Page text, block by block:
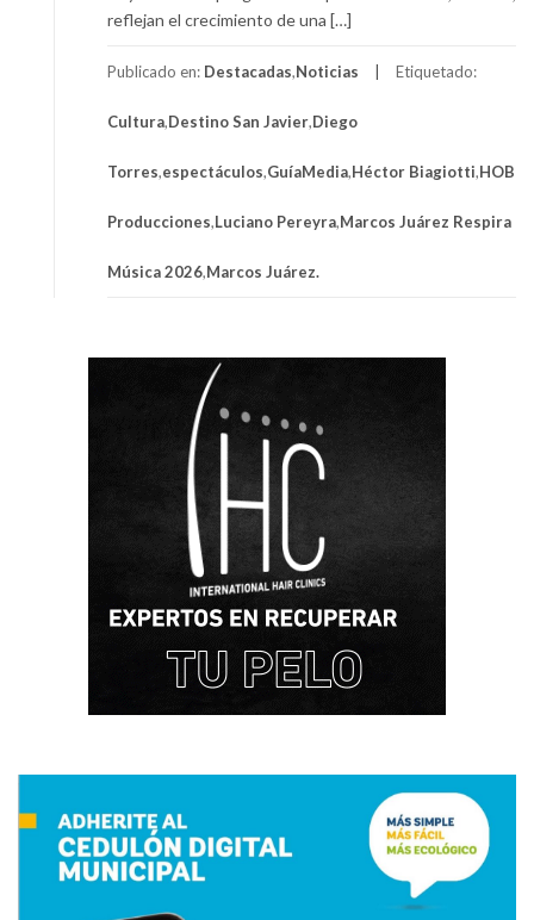
reflejan el crecimiento de una […]
Publicado en: Destacadas,Noticias Etiquetado:
Cultura,Destino San Javier,Diego
Torres,espectáculos,GuíaMedia,Héctor Biagiotti,HOB
Producciones,Luciano Pereyra,Marcos Juárez Respira
Música 2026,Marcos Juárez.